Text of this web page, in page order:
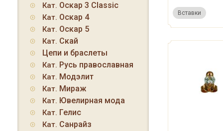
Вставки
Кат. Оскар 3 Classic
Кат. Оскар 4
Кат. Оскар 5
Кат. Скай
Цепи и браслеты
Кат. Русь православная
Кат. Модэлит
Кат. Мираж
Кат. Ювелирная мода
Кат. Гелис
Кат. Санрайз